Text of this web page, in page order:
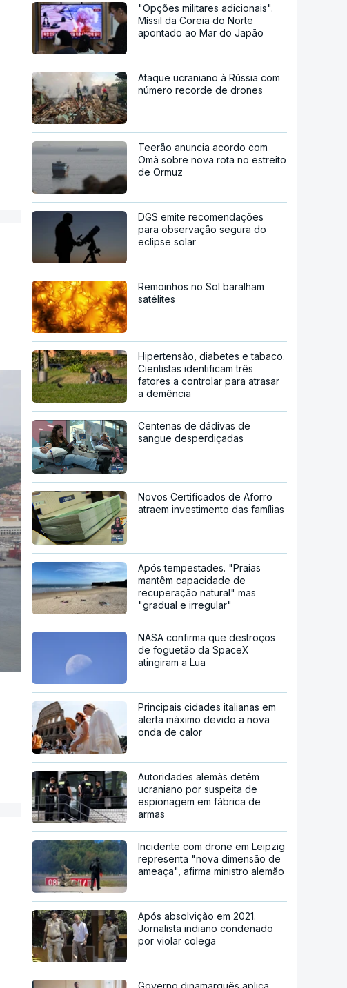
"Opções militares adicionais".
Míssil da Coreia do Norte
apontado ao Mar do Japão
Ataque ucraniano à Rússia com
número recorde de drones
Teerão anuncia acordo com
Omã sobre nova rota no estreito
de Ormuz
DGS emite recomendações
para observação segura do
eclipse solar
Remoinhos no Sol baralham
satélites
Hipertensão, diabetes e tabaco.
Cientistas identificam três
fatores a controlar para atrasar
a demência
Centenas de dádivas de
sangue desperdiçadas
Novos Certificados de Aforro
atraem investimento das famílias
Após tempestades. "Praias
mantêm capacidade de
recuperação natural" mas
"gradual e irregular"
NASA confirma que destroços
de foguetão da SpaceX
atingiram a Lua
Principais cidades italianas em
alerta máximo devido a nova
onda de calor
Autoridades alemãs detêm
ucraniano por suspeita de
espionagem em fábrica de
armas
Incidente com drone em Leipzig
representa "nova dimensão de
ameaça", afirma ministro alemão
Após absolvição em 2021.
Jornalista indiano condenado
por violar colega
Governo dinamarquês aplica